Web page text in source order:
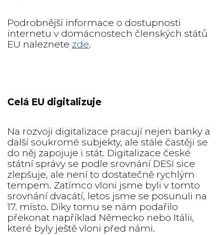
Podrobnější informace o dostupnosti
internetu v domácnostech členských států
EU naleznete zde.
Celá EU digitalizuje
Na rozvoji digitalizace pracují nejen banky a
další soukromé subjekty, ale stále častěji se
do něj zapojuje i stát. Digitalizace české
státní správy se podle srovnání DESI sice
zlepšuje, ale není to dostatečně rychlým
tempem. Zatímco vloni jsme byli v tomto
srovnání dvacátí, letos jsme se posunuli na
17. místo. Díky tomu se nám podařilo
překonat například Německo nebo Itálii,
které byly ještě vloni před námi.